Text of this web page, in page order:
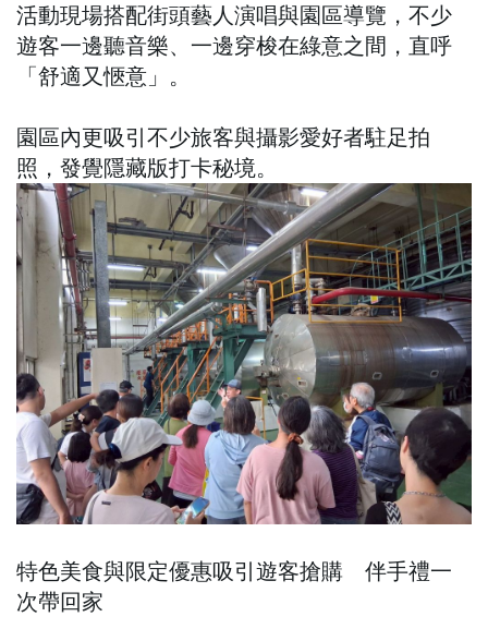
活動現場搭配街頭藝人演唱與園區導覽，不少
遊客一邊聽音樂、一邊穿梭在綠意之間，直呼
「舒適又愜意」。
園區內更吸引不少旅客與攝影愛好者駐足拍
照，發覺隱藏版打卡秘境。
特色美食與限定優惠吸引遊客搶購 伴手禮一
次帶回家